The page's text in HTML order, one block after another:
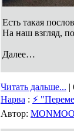
Есть такая
На наш взгляд,
Далее…
Читать дальше... |
Нарва : ⚡
Автор: